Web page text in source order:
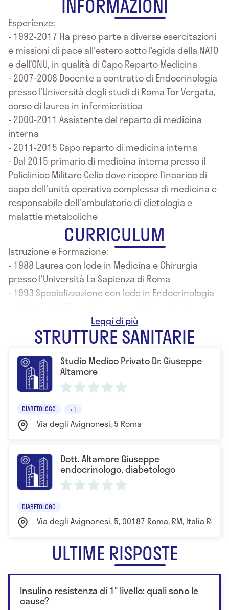
Esperienze:
- 1992-2017 Ha preso parte a diverse esercitazioni
e missioni di pace all'estero sotto l’egida della NATO
e dell’ONU, in qualità di Capo Reparto Medicina
- 2007-2008 Docente a contratto di Endocrinologia
presso l’Università degli studi di Roma Tor Vergata,
corso di laurea in infermieristica
- 2000-2011 Assistente del reparto di medicina
interna
- 2011-2015 Capo reparto di medicina interna
- Dal 2015 primario di medicina interna presso il
Policlinico Militare Celio dove ricopre l’incarico di
capo dell'unità operativa complessa di medicina e
responsabile dell'ambulatorio di dietologia e
malattie metaboliche
CURRICULUM
Istruzione e Formazione:
- 1988 Laurea con lode in Medicina e Chirurgia
presso l'Università La Sapienza di Roma
- 1993 Specializzazione con lode in Endocrinologia
STRUTTURE SANITARIE
Studio Medico Privato Dr. Giuseppe
Altamore
DIABETOLOGO +1
Via degli Avignonesi, 5 Roma
Dott. Altamore Giuseppe
endocrinologo, diabetologo
DIABETOLOGO
Via degli Avignonesi, 5, 00187 Roma, RM, Italia Roma
ULTIME RISPOSTE
Insulino resistenza di 1° livello: quali sono le
cause?